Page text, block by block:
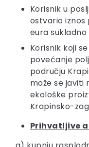
Korisnik u
ostvario iznos
eura sukladno
Korisnik koji
povećanje
području
može se javiti
ekološke
Krapinsko-
Prihvatljive